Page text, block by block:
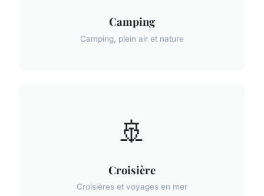
Camping
Camping, plein air et nature
🚢
Croisière
Croisières et voyages en mer